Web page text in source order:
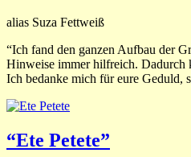
alias Suza Fettweiß
“Ich fand den ganzen Aufbau der
Hinweise immer hilfreich. Dadurch
Ich bedanke mich für eure Geduld,
“Ete Petete”